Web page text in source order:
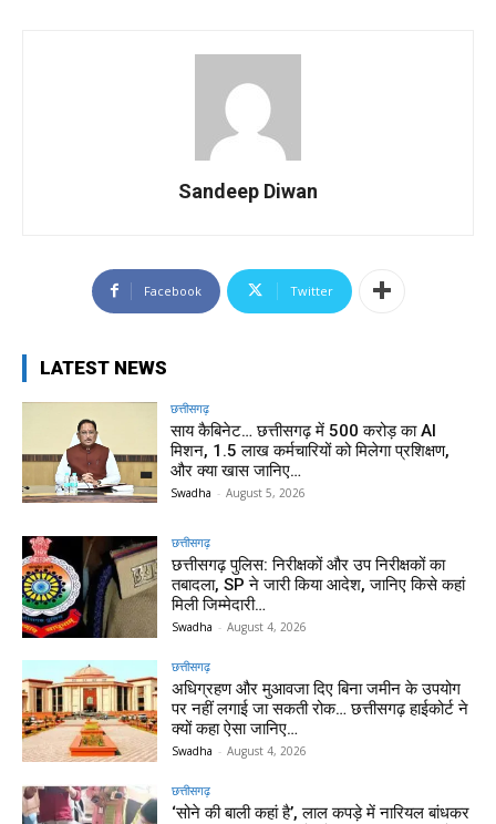
Sandeep Diwan
Facebook Twitter
LATEST NEWS
छत्तीसगढ़
साय कैबिनेट… छत्तीसगढ़ में 500 करोड़ का AI
मिशन, 1.5 लाख कर्मचारियों को मिलेगा प्रशिक्षण,
और क्या खास जानिए…
Swadha - August 5, 2026
छत्तीसगढ़
छत्तीसगढ़ पुलिस: निरीक्षकों और उप निरीक्षकों का
तबादला, SP ने जारी किया आदेश, जानिए किसे कहां
मिली जिम्मेदारी…
Swadha - August 4, 2026
छत्तीसगढ़
अधिग्रहण और मुआवजा दिए बिना जमीन के उपयोग
पर नहीं लगाई जा सकती रोक… छत्तीसगढ़ हाईकोर्ट ने
क्यों कहा ऐसा जानिए…
Swadha - August 4, 2026
छत्तीसगढ़
‘सोने की बाली कहां है’, लाल कपड़े में नारियल बांधकर